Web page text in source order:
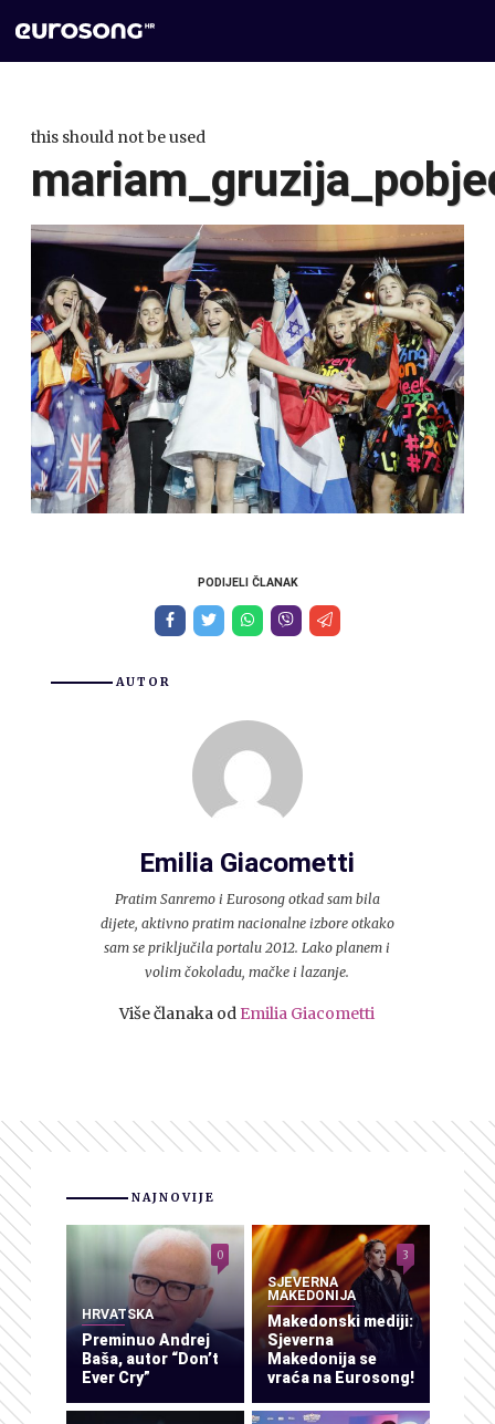
this should not be used
PODIJELI ČLANAK
AUTOR
Emilia Giacometti
Pratim Sanremo i Eurosong otkad sam bila
dijete, aktivno pratim nacionalne izbore otkako
sam se priključila portalu 2012. Lako planem i
volim čokoladu, mačke i lazanje.
Više članaka od Emilia Giacometti
NAJNOVIJE
HRVATSKA
Preminuo Andrej
Baša, autor “Don’t
Ever Cry”
0
SJEVERNA
MAKEDONIJA
Makedonski mediji:
Sjeverna
Makedonija se
vraća na Eurosong!
3